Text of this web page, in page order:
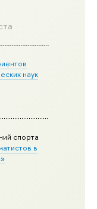
наук
спорта
в